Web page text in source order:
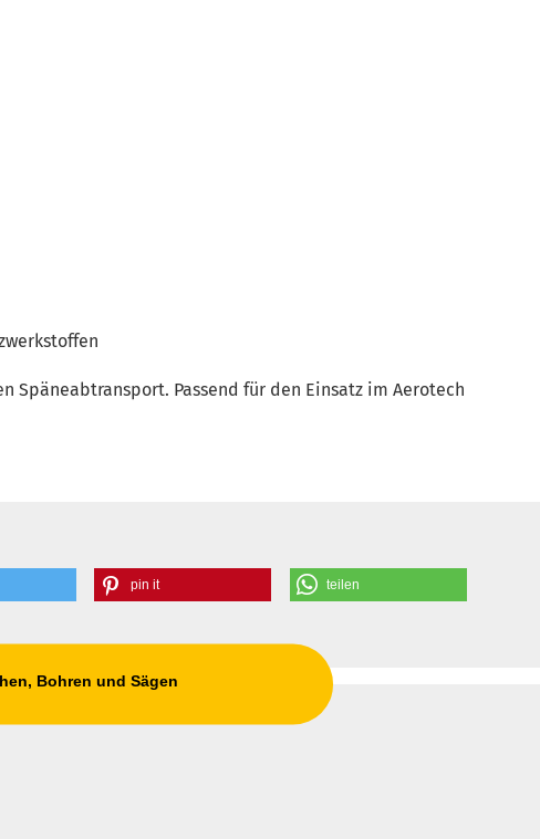
Späneabtransport. Passend für den Einsatz im Aerotech
pin it teilen
Bohren und Sägen